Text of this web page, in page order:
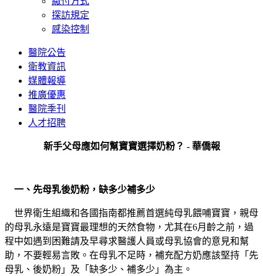
探訪規定
感染控制
醫院公告
衛教資訊
媒體報導
推廣優惠
醫院季刊
人才招聘
新手父母應如何幫寶寶選擇奶粉？ - 華僑報
一、先母乳後奶粉，缺多少補多少
世界衛生組織和各國指南都推薦首選純母乳餵哺寶寶，親母
的母乳永遠是寶寶最理想的天然食物，尤其在6月齡之前，過
程中如遇到困難請及早尋求醫護人員或母乳協會的意見和幫
助，不要輕易言敗。在母乳不足時，補充配方奶應該堅持「先
母乳、後奶粉」及「缺多少、補多少」為主。